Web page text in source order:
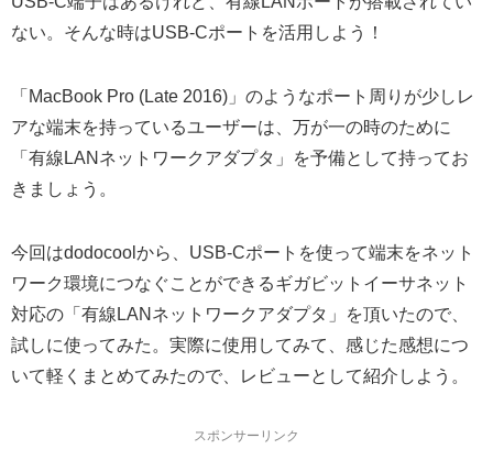
ない。そんな時はUSB-Cポートを活用しよう！
「MacBook Pro (Late 2016)」のようなポート周りが少しレ
アな端末を持っているユーザーは、万が一の時のために
「有線LANネットワークアダプタ」を予備として持ってお
きましょう。
今回はdodocoolから、USB-Cポートを使って端末をネット
ワーク環境につなぐことができるギガビットイーサネット
対応の「有線LANネットワークアダプタ」を頂いたので、
試しに使ってみた。実際に使用してみて、感じた感想につ
いて軽くまとめてみたので、レビューとして紹介しよう。
スポンサーリンク